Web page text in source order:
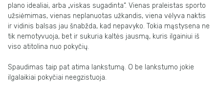
plano idealiai, arba „viskas sugadinta“. Vienas praleistas sporto
užsiėmimas, vienas neplanuotas užkandis, viena vėlyva naktis
ir vidinis balsas jau šnabžda, kad nepavyko. Tokia mąstysena ne
tik nemotyvuoja, bet ir sukuria kaltės jausmą, kuris ilgainiui iš
viso atitolina nuo pokyčių.
Spaudimas taip pat atima lankstumą. O be lankstumo jokie
ilgalaikiai pokyčiai neegzistuoja.